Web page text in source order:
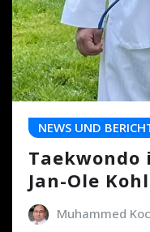
NEWS UND
Jan-Ole
Muhammed